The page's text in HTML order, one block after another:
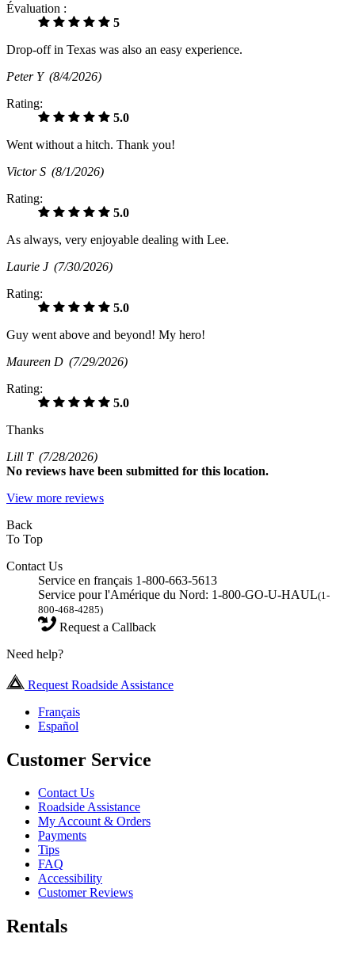
Évaluation :
5
Drop-off in Texas was also an easy experience.
Peter Y (8/4/2026)
Rating:
5.0
Went without a hitch. Thank you!
Victor S (8/1/2026)
Rating:
5.0
As always, very enjoyable dealing with Lee.
Laurie J (7/30/2026)
Rating:
5.0
Guy went above and beyond! My hero!
Maureen D (7/29/2026)
Rating:
5.0
Thanks
Lill T (7/28/2026)
No reviews have been submitted for this location.
View more reviews
Back
To Top
Contact Us
Service en français 1-800-663-5613
Service pour l'Amérique du Nord: 1-800-GO-U-HAUL(1-
800-468-4285)
Request a Callback
Need help?
Request Roadside Assistance
Français
Español
Customer Service
Contact Us
Roadside Assistance
My Account & Orders
Payments
Tips
FAQ
Accessibility
Customer Reviews
Rentals